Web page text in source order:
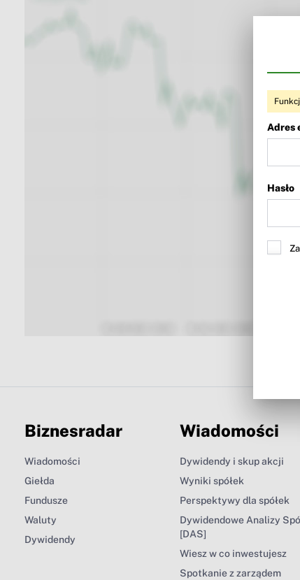
Biznesradar
Wiadomości
Giełda
Fundusze
Waluty
Dywidendy
Wiadomości
Dywidendy i skup akcji
Wyniki spółek
Perspektywy dla spółek
Dywidendowe Analizy
[DAS]
Wiesz w co inwestujesz
Spotkanie z zarządem
Adres
Hasło